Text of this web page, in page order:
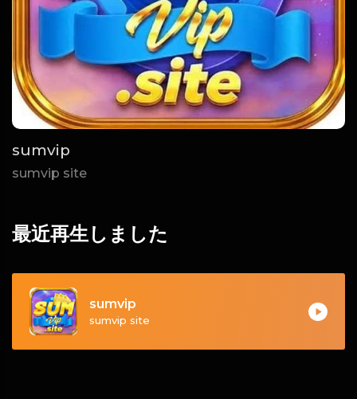
sumvip
sumvip site
最近再生しました
sumvip
sumvip site